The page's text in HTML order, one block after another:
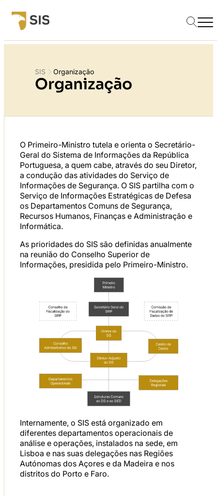
SIS Organização
Organização
O Primeiro-Ministro tutela e orienta o Secretário-
Geral do Sistema de Informações da República
Portuguesa, a quem cabe, através do seu Diretor,
a condução das atividades do Serviço de
Informações de Segurança. O SIS partilha com o
Serviço de Informações Estratégicas de Defesa
os Departamentos Comuns de Segurança,
Recursos Humanos, Finanças e Administração e
Informática.
As prioridades do SIS são definidas anualmente
na reunião do Conselho Superior de
Informações, presidida pelo Primeiro-Ministro.
Internamente, o SIS está organizado em
diferentes departamentos operacionais de
análise e operações, instalados na sede, em
Lisboa e nas suas delegações nas Regiões
Autónomas dos Açores e da Madeira e nos
distritos do Porto e Faro.